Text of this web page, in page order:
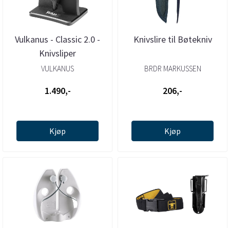
Vulkanus - Classic 2.0 -
Knivsliper
VULKANUS
1.490,-
Kjøp
Knivslire til Bøtekniv
BRDR MARKUSSEN
206,-
Kjøp